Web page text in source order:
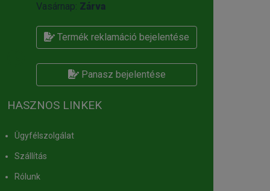
Vasárnap: Zárva
Termék reklamáció bejelentése
Panasz bejelentése
HASZNOS LINKEK
Ügyfélszolgálat
Szállítás
Rólunk